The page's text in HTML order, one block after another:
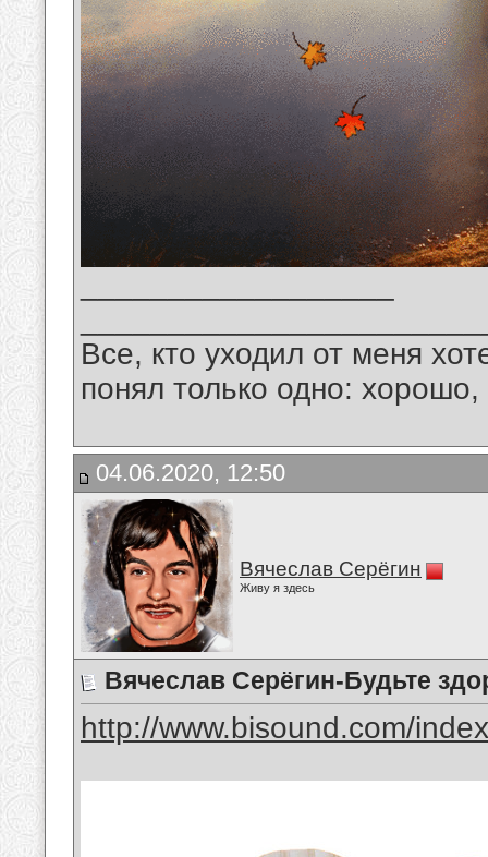
Все, кто уходил от меня
понял только одно:
04.06.2020, 12:50
Вячеслав Серёгин
Живу я здесь
Вячеслав Серёгин-Будьте
http://www.bisound.com/